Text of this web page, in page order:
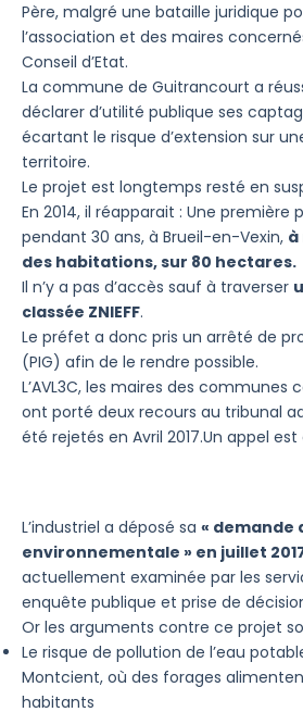
Père, malgré une bataille juridique
l’association et des maires
Conseil d’Etat.
La commune de Guitrancourt a
déclarer d’utilité publique ses
écartant le risque d’extension sur
territoire.
Le projet est longtemps resté en
En 2014, il réapparait : Une première
pendant 30 ans, à Brueil-en-Vexin, à
des habitations, sur 80 hectares.
Il n’y a pas d’accès sauf à traverser
classée ZNIEFF.
Le préfet a donc pris un arrêté de
(PIG) afin de le rendre possible.
L’AVL3C, les maires des communes
ont porté deux recours au tribunal
été rejetés en Avril 2017.Un appel est
L’industriel a déposé sa « demande
environnementale » en juillet
actuellement examinée par les
enquête publique et prise de
Or les arguments contre ce projet
Le risque de pollution de l’eau
Montcient, où des forages
habitants